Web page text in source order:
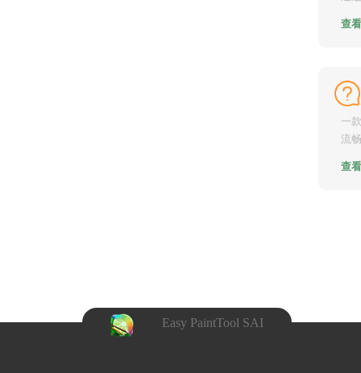
查
一
流
查
Easy PaintTool SAI